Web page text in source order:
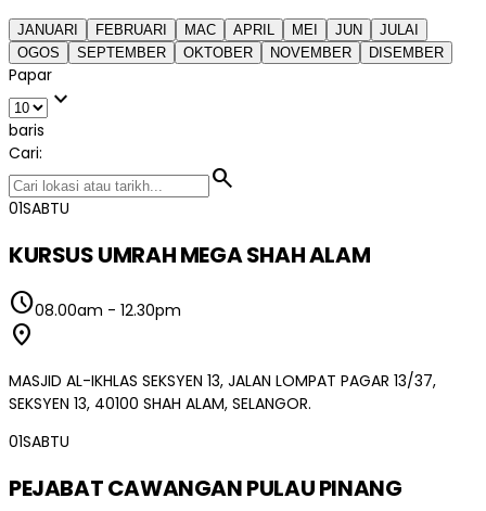
JANUARI FEBRUARI MAC APRIL MEI JUN
JULAI
OGOS
SEPTEMBER OKTOBER NOVEMBER DISEMBER
Papar
expand_more
baris
Cari:
search
01SABTU
KURSUS UMRAH MEGA SHAH ALAM
schedule08.00am - 12.30pm
location_on
MASJID AL-IKHLAS SEKSYEN 13, JALAN LOMPAT PAGAR 13/37,
SEKSYEN 13, 40100 SHAH ALAM, SELANGOR.
01SABTU
PEJABAT CAWANGAN PULAU PINANG